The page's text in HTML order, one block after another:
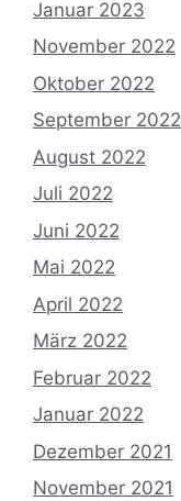
Januar 2023
November 2022
Oktober 2022
September 2022
August 2022
Juli 2022
Juni 2022
Mai 2022
April 2022
März 2022
Februar 2022
Januar 2022
Dezember 2021
November 2021